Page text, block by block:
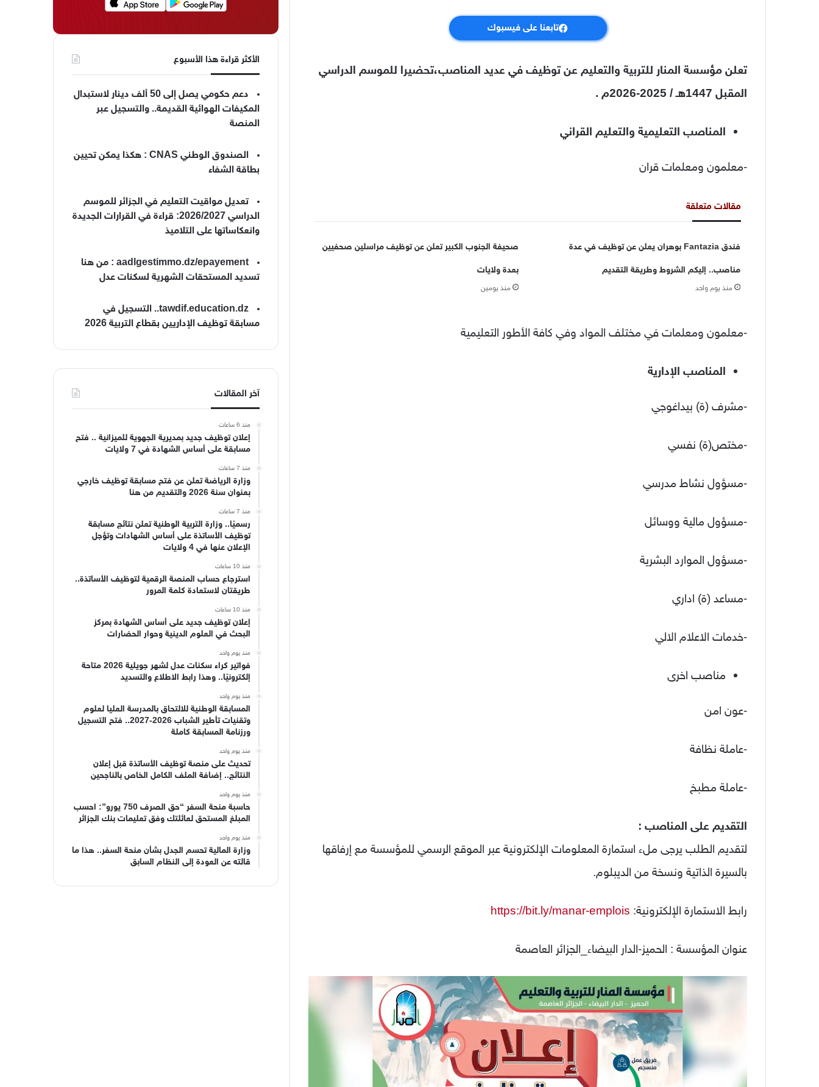
تابعنا على فيسبوك
تعلن مؤسسة المنار للتربية والتعليم عن توظيف في عديد المناصب،تحضيرا للموسم الدراسي
المقبل 1447هـ / 2025-2026م .
المناصب التعليمية والتعليم القراني
-معلمون ومعلمات قران
مقالات متعلقة
فندق Fantazia بوهران يعلن عن توظيف في عدة
مناصب.. إليكم الشروط وطريقة التقديم
منذ يوم واحد
صحيفة الجنوب الكبير تعلن عن توظيف مراسلين صحفيين
بعدة ولايات
منذ يومين
-معلمون ومعلمات في مختلف المواد وفي كافة الأطور التعليمية
المناصب الإدارية
-مشرف (ة) بيداغوجي
-مختص(ة) نفسي
-مسؤول نشاط مدرسي
-مسؤول مالية ووسائل
-مسؤول الموارد البشرية
-مساعد (ة) اداري
-خدمات الاعلام الالي
مناصب اخرى
-عون امن
-عاملة نظافة
-عاملة مطبخ
التقديم على المناصب :
لتقديم الطلب يرجى ملء استمارة المعلومات الإلكترونية عبر الموقع الرسمي للمؤسسة مع إرفاقها
بالسيرة الذاتية ونسخة من الديبلوم.
رابط الاستمارة الإلكترونية: https://bit.ly/manar-emplois
عنوان المؤسسة : الحميز-الدار البيضاء_الجزائر العاصمة
الأكثر قراءة هذا الأسبوع
دعم حكومي يصل إلى 50 ألف دينار لاستبدال
المكيفات الهوائية القديمة.. والتسجيل عبر
المنصة
الصندوق الوطني CNAS : هكذا يمكن تحيين
بطاقة الشفاء
تعديل مواقيت التعليم في الجزائر للموسم
الدراسي 2026/2027: قراءة في القرارات الجديدة
وانعكاساتها على التلاميذ
aadlgestimmo.dz/epayement : من هنا
تسديد المستحقات الشهرية لسكنات عدل
tawdif.education.dz.. التسجيل في
مسابقة توظيف الإداريين بقطاع التربية 2026
آخر المقالات
منذ 6 ساعات
إعلان توظيف جديد بمديرية الجهوية للميزانية .. فتح
مسابقة على أساس الشهادة في 7 ولايات
منذ 7 ساعات
وزارة الرياضة تعلن عن فتح مسابقة توظيف خارجي
بعنوان سنة 2026 والتقديم من هنا
منذ 7 ساعات
رسميًا.. وزارة التربية الوطنية تعلن نتائج مسابقة
توظيف الأساتذة على أساس الشهادات وتؤجل
الإعلان عنها في 4 ولايات
منذ 10 ساعات
استرجاع حساب المنصة الرقمية لتوظيف الأساتذة..
طريقتان لاستعادة كلمة المرور
منذ 10 ساعات
إعلان توظيف جديد على أساس الشهادة بمركز
البحث في العلوم الدينية وحوار الحضارات
منذ يوم واحد
فواتير كراء سكنات عدل لشهر جويلية 2026 متاحة
إلكترونيًا.. وهذا رابط الاطلاع والتسديد
منذ يوم واحد
المسابقة الوطنية للالتحاق بالمدرسة العليا لعلوم
وتقنيات تأطير الشباب 2026-2027.. فتح التسجيل
ورزنامة المسابقة كاملة
منذ يوم واحد
تحديث على منصة توظيف الأساتذة قبل إعلان
النتائج.. إضافة الملف الكامل الخاص بالناجحين
منذ يوم واحد
حاسبة منحة السفر “حق الصرف 750 يورو”: احسب
المبلغ المستحق لعائلتك وفق تعليمات بنك الجزائر
منذ يوم واحد
وزارة المالية تحسم الجدل بشأن منحة السفر.. هذا ما
قالته عن العودة إلى النظام السابق